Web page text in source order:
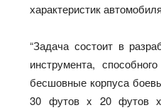
характеристик
“Задача состоит в
инструмента,
бесшовные корпуса
30 футов x 20 футов